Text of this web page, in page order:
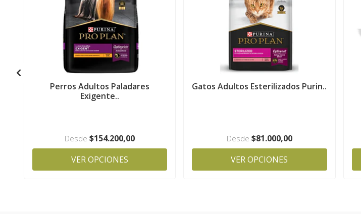
Perros Adultos Paladares
Exigente..
Desde$154.200,00
VER OPCIONES
Gatos Adultos Esterilizados Purin..
Desde $81.000,00
VER OPCIONES